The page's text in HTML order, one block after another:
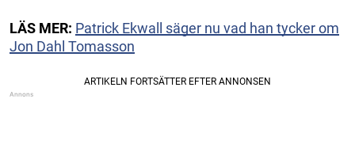
LÄS MER: Patrick Ekwall säger nu vad han tycker om
Jon Dahl Tomasson